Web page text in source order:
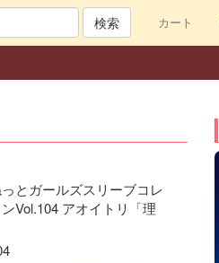
カート
検索
とガールズスリーブコレ
Vol.104 アオイトリ「理